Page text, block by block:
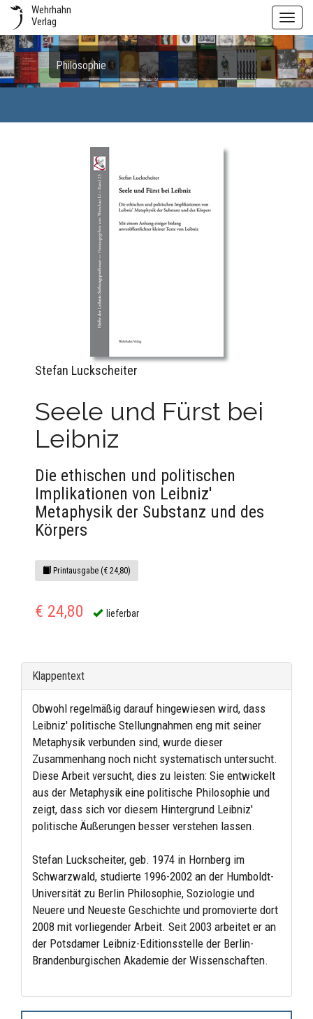
Wehrhahn
Verlag
Philosophie
Stefan Luckscheiter
Seele und Fürst bei
Leibniz
Die ethischen und politischen
Implikationen von Leibniz'
Metaphysik der Substanz und des
Körpers
Printausgabe (€ 24,80)
€ 24,80 lieferbar
Klappentext
Obwohl regelmäßig darauf hingewiesen wird, dass
Leibniz' politische Stellungnahmen eng mit seiner
Metaphysik verbunden sind, wurde dieser
Zusammenhang noch nicht systematisch untersucht.
Diese Arbeit versucht, dies zu leisten: Sie entwickelt
aus der Metaphysik eine politische Philosophie und
zeigt, dass sich vor diesem Hintergrund Leibniz'
politische Äußerungen besser verstehen lassen.
Stefan Luckscheiter, geb. 1974 in Hornberg im
Schwarzwald, studierte 1996-2002 an der Humboldt-
Universität zu Berlin Philosophie, Soziologie und
Neuere und Neueste Geschichte und promovierte dort
2008 mit vorliegender Arbeit. Seit 2003 arbeitet er an
der Potsdamer Leibniz-Editionsstelle der Berlin-
Brandenburgischen Akademie der Wissenschaften.